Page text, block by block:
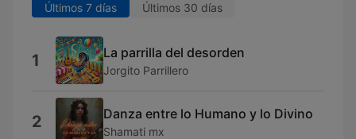
Últimos 7 días Últimos 30 días
1 La parrilla del desorden
Jorgito Parrillero
2 Danza entre lo Humano y lo Divino
Shamati mx